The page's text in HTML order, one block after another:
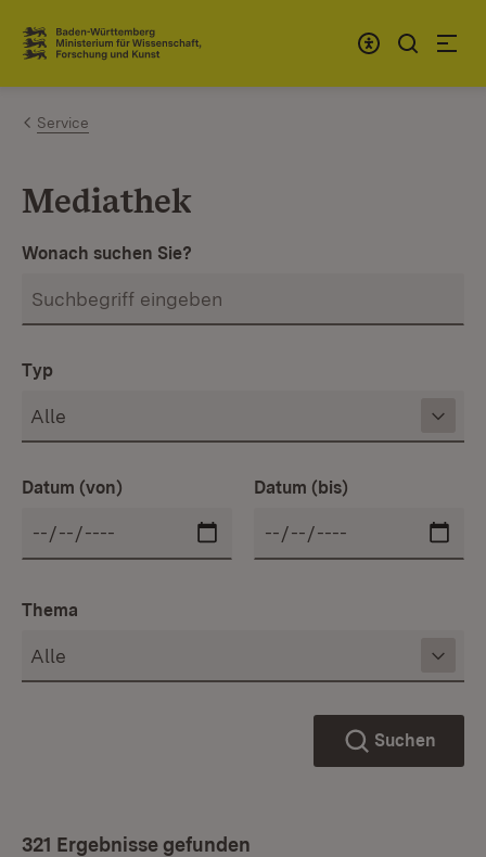
Zum Inhalt springen
Link zur Startseite
Service
Mediathek
Wonach suchen Sie?
Typ
Datum (von) Datum (bis)
Thema
Suchen
321 Ergebnisse gefunden